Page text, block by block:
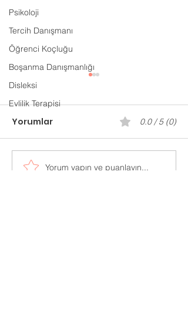
Psikoloji
Tercih Danışmanı
Öğrenci Koçluğu
Boşanma Danışmanlığı
Disleksi
Evlilik Terapisi
Evlilik Öncesi
Yorumlar 0.0 / 5 (0)
Yorum yapın ve puanlayın...